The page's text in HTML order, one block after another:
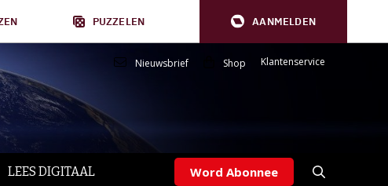
PUZZELEN AANMELDEN
Nieuwsbrief Shop Klantenservice
LEES DIGITAAL Word Abonnee